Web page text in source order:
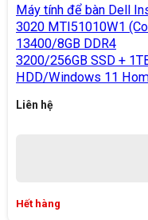
Máy tính để bàn Dell
3020 MTI51010W1
13400/8GB DDR4
3200/256GB SSD +
HDD/Windows 11
Liên hệ
Hết hàng